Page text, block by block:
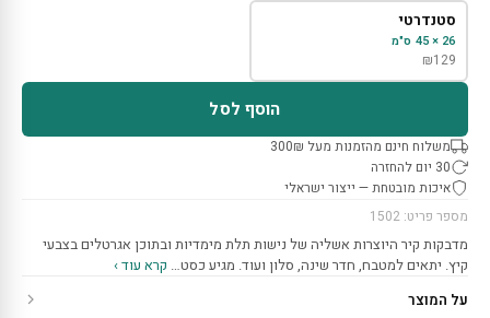
סטנדרטי
26 × 45 ס"מ
₪129
הוסף לסל
משלוח חינם מהזמנות מעל 300₪
30 יום להחזרה
איכות מובטחת — ייצור ישראלי
מספר פריט: 1502
מדבקות קיר היוצרות אשליה של נישות תלת מימדיות ובתוכן אגרטלים בצבעי
קיץ. יתאים למטבח, חדר שינה, סלון ועוד. מגיע כסט… קרא עוד ›
על המוצר